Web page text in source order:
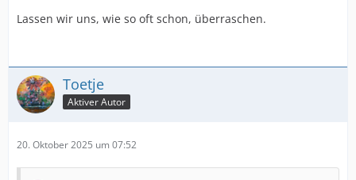
Lassen wir uns, wie so oft schon, überraschen.
Toetje
Aktiver Autor
20. Oktober 2025 um 07:52